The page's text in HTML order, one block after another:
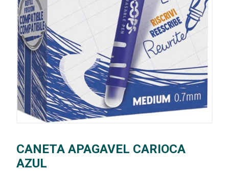
CANETA APAGAVEL CARIOCA
AZUL